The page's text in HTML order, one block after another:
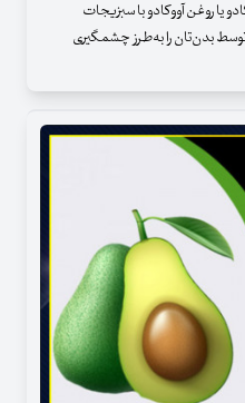
یا روغن آووکادو با سبزیجات
بدن‌تان را به‌طرز چشمگیری